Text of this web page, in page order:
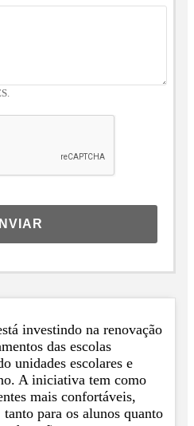
investindo na renovação
das escolas
unidades escolares e
A iniciativa tem como
mais confortáveis,
para os alunos quanto